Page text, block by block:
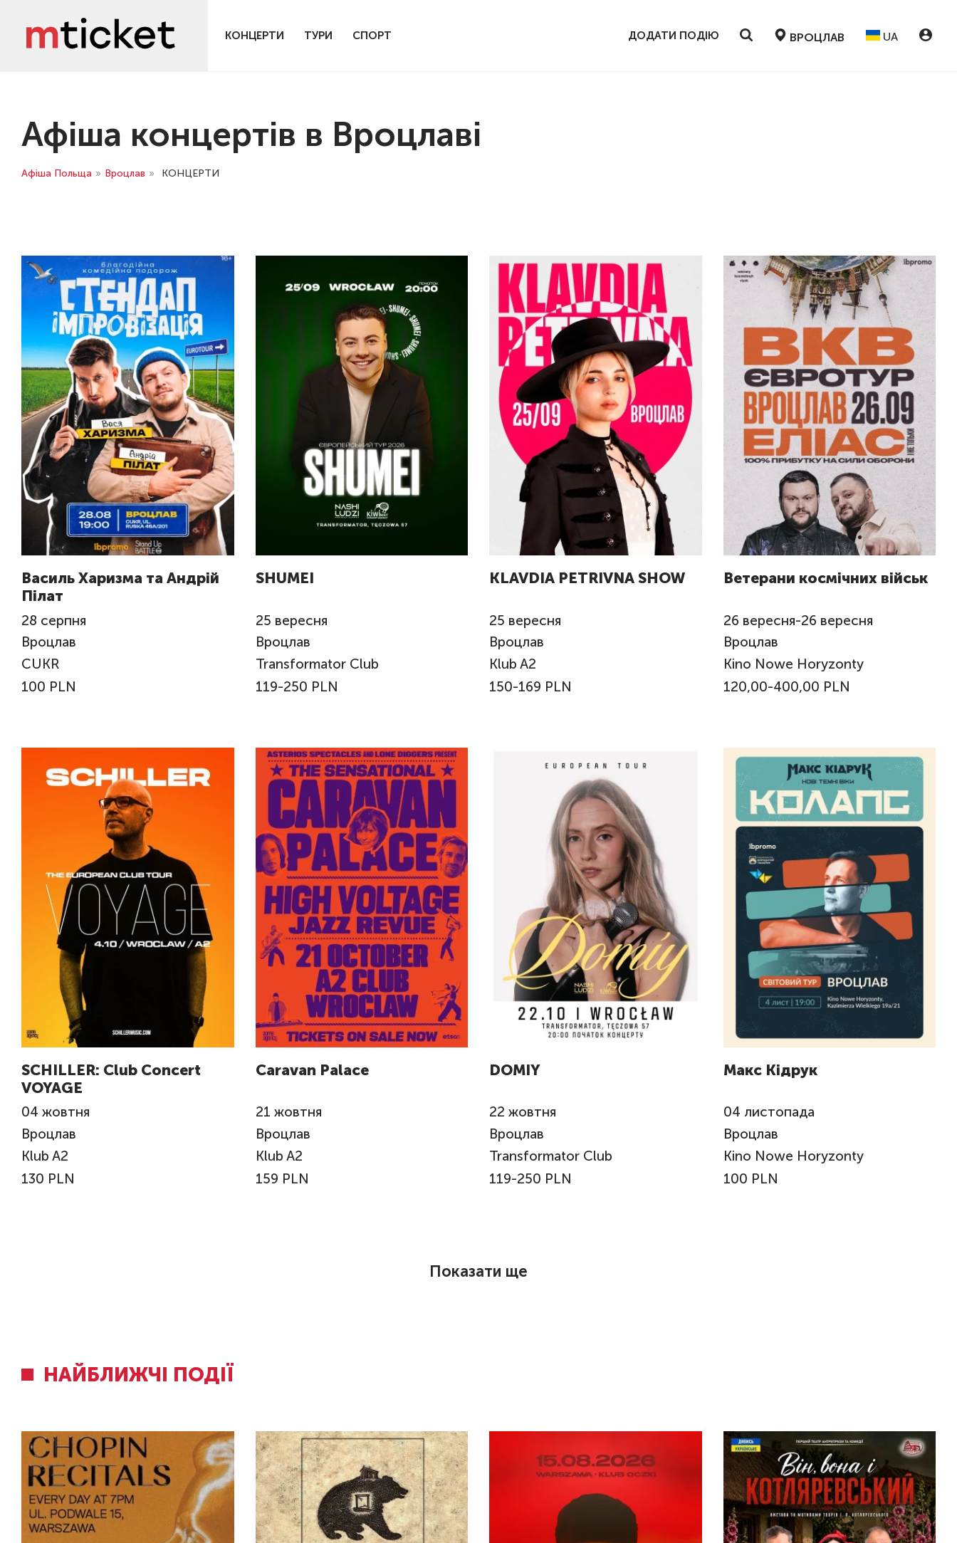
КОНЦЕРТИ ТУРИ СПОРТ ДОДАТИ ПОДІЮ ВРОЦЛАВ UA
Афіша концертів в Вроцлаві
Афіша Польща » Вроцлав » КОНЦЕРТИ
Василь Харизма та Андрій
Пілат
28 серпня
Вроцлав
CUKR
100 PLN
SHUMEI
25 вересня
Вроцлав
Transformator Club
119-250 PLN
KLAVDIA PETRIVNA SHOW
25 вересня
Вроцлав
Klub A2
150-169 PLN
Ветерани космічних військ
26 вересня-26 вересня
Вроцлав
Kino Nowe Horyzonty
120,00-400,00 PLN
SCHILLER: Club Concert
VOYAGE
04 жовтня
Вроцлав
Klub A2
130 PLN
Caravan Palace
21 жовтня
Вроцлав
Klub A2
159 PLN
DOMIY
22 жовтня
Вроцлав
Transformator Club
119-250 PLN
Макс Кідрук
04 листопада
Вроцлав
Kino Nowe Horyzonty
100 PLN
Показати ще
НАЙБЛИЖЧІ ПОДІЇ